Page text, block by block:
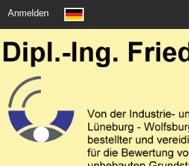
Anmelden